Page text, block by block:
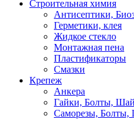
Строительная химия
Антисептики,
Герметики, клея
Жидкое стекло
Монтажная пена
Пластификаторы
Смазки
Крепеж
Анкера
Гайки, Болты,
Саморезы,